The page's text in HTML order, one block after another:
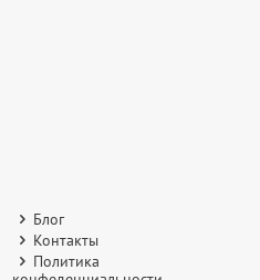
Блог
Контакты
Политика